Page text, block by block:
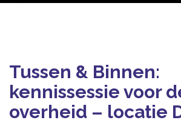
Tussen & Binnen:
kennissessie voor
overheid – locatie